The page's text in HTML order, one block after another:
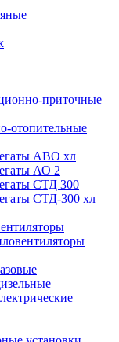
приточные
отопительные
АВО хл
АО 2
СТД 300
СТД-300 хл